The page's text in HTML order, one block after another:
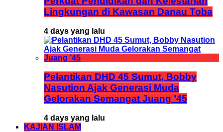
Lingkungan di Kawasan Danau Toba
4 days yang lalu
Pelantikan DHD 45 Sumut, Bobby
Nasution Ajak Generasi Muda
Gelorakan Semangat Juang ’45
4 days yang lalu
KAJIAN ISLAM